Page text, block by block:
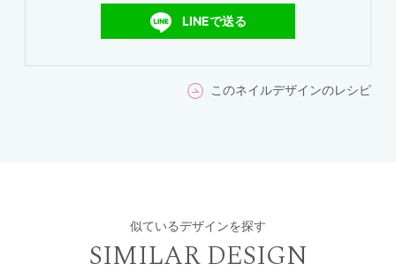
LINEで送る
このネイルデザインのレシピ
似ているデザインを探す
SIMILAR DESIGN